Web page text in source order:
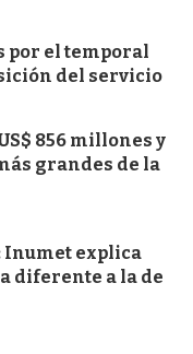
por el temporal
del servicio
856 millones y
grandes de la
Inumet explica
diferente a la de